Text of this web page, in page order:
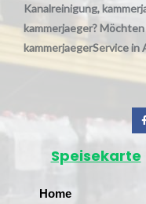
Kanalreinigung,
kammerjaeger?
kammerjaegerService in
Speisekarte
Home